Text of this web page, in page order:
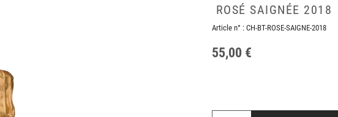
ROSÉ SAIGNÉE 2018
Article n° : CH-BT-ROSE-SAIGNE-2018
55,00 €